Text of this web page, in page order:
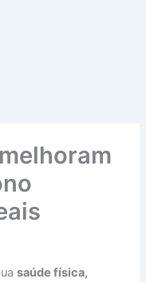
saúde física,